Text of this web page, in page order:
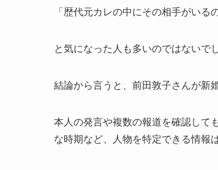
「歴代元カレの中にその相手がいる
と気になった人も多いのではないで
結論から言うと、前田敦子さんが新
本人の発言や複数の報道を確認して
な時期など、人物を特定できる情報